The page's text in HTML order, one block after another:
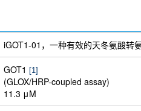
iGOT1-01，一种有效的天冬氨酸转
GOT1 [1]
(GLOX/HRP-coupled assay)
11.3 μM